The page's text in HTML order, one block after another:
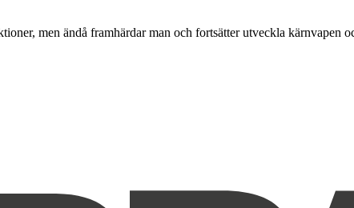
men ändå framhärdar man och fortsätter utveckla kärnvapen